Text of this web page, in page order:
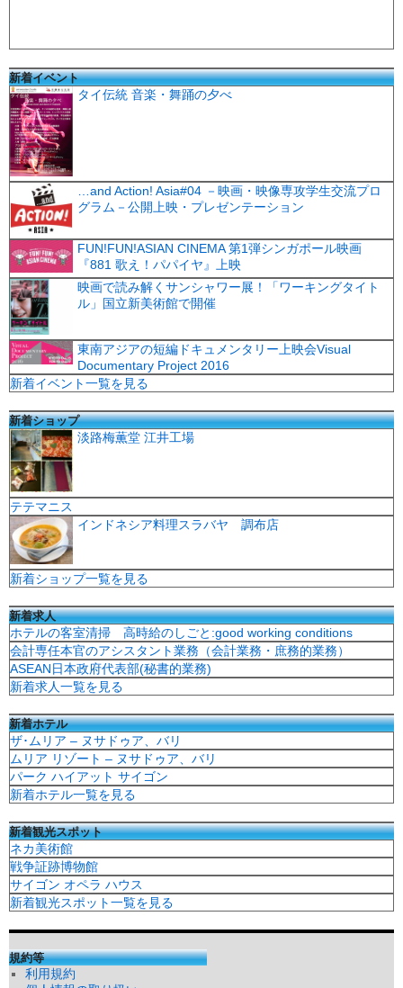
新着イベント
タイ伝統 音楽・舞踊の夕べ
…and Action! Asia#04 －映画・映像専攻学生交流プロ
グラム－公開上映・プレゼンテーション
FUN!FUN!ASIAN CINEMA 第1弾シンガポール映画
『881 歌え！パパイヤ』上映
映画で読み解くサンシャワー展！「ワーキングタイト
ル」国立新美術館で開催
東南アジアの短編ドキュメンタリー上映会Visual
Documentary Project 2016
新着イベント一覧を見る
新着ショップ
淡路梅薫堂 江井工場
テテマニス
インドネシア料理スラバヤ 調布店
新着ショップ一覧を見る
新着求人
ホテルの客室清掃 高時給のしごと:good working conditions
会計専任本官のアシスタント業務（会計業務・庶務的業務）
ASEAN日本政府代表部(秘書的業務)
新着求人一覧を見る
新着ホテル
ザ･ムリア – ヌサドゥア、バリ
ムリア リゾート – ヌサドゥア、バリ
パーク ハイアット サイゴン
新着ホテル一覧を見る
新着観光スポット
ネカ美術館
戦争証跡博物館
サイゴン オペラ ハウス
新着観光スポット一覧を見る
規約等
利用規約